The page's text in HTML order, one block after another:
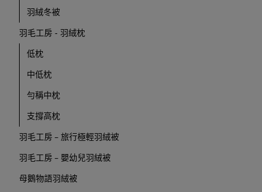
羽絨冬被
羽毛工房 - 羽絨枕
低枕
中低枕
勻稱中枕
支撐高枕
羽毛工房 - 旅行極輕羽絨被
羽毛工房 - 嬰幼兒羽絨被
母鵝物語羽絨被